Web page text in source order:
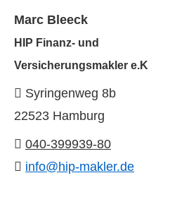
Marc Bleeck
HIP Finanz- und
Ver­sicherungs­makler e.K
Syringenweg 8b
22523 Hamburg
040-399939-80
info@hip-makler.de